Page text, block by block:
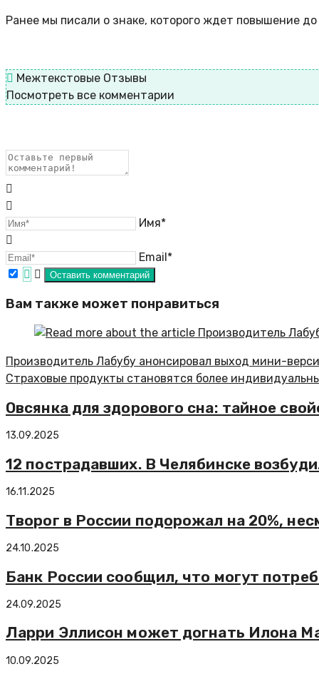
Ранее мы писали о знаке, которого ждет повышение
Межтекстовые Отзывы
Посмотреть все комментарии
Имя*
Email*
Вам также может понравиться
Производитель Лабубу анонсировал выход мини-
Страховые продукты становятся более
Овсянка для здорового сна: тайное
13.09.2025
12 пострадавших. В Челябинске
16.11.2025
Творог в России подорожал на 20%,
24.10.2025
Банк России сообщил, что могут
24.09.2025
Ларри Эллисон может догнать Илона
10.09.2025